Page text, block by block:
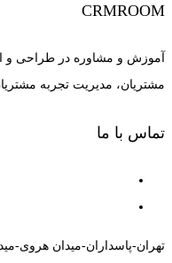
CRMROOM
آموزش و مشاوره در طراحی و
مشتریان، مدیریت تجربه
تماس با ما
تهران-پاسداران-میدان هروی-